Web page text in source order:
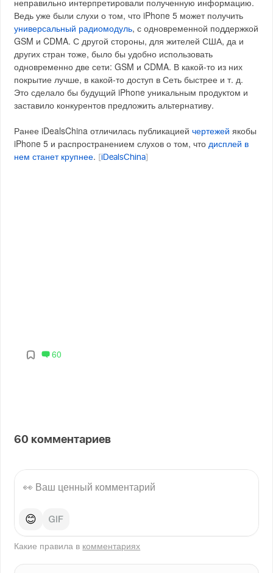
неправильно интерпретировали полученную информацию.
Ведь уже были слухи о том, что iPhone 5 может получить
универсальный радиомодуль, с одновременной поддержкой
GSM и CDMA. С другой стороны, для жителей США, да и
других стран тоже, было бы удобно использовать
одновременно две сети: GSM и CDMA. В какой-то из них
покрытие лучше, в какой-то доступ в Сеть быстрее и т. д.
Это сделало бы будущий iPhone уникальным продуктом и
заставило конкурентов предложить альтернативу.
Ранее iDealsChina отличилась публикациейчертежей якобы
iPhone 5 и распространением слухов о том, чтодисплей в
нем станет крупнее. [iDealsChina
60
60 комментариев
😊
Какие правила в комментариях